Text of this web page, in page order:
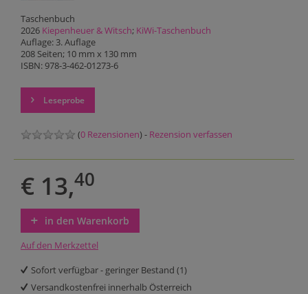
Taschenbuch
2026 Kiepenheuer & Witsch; KiWi-Taschenbuch
Auflage: 3. Auflage
208 Seiten; 10 mm x 130 mm
ISBN: 978-3-462-01273-6
Leseprobe
(0 Rezensionen) - Rezension verfassen
€ 13,40
in den Warenkorb
Auf den Merkzettel
Sofort verfügbar - geringer Bestand (1)
Versandkostenfrei innerhalb Österreich